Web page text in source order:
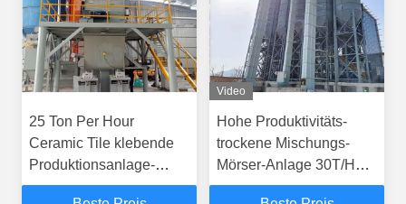
25 Ton Per Hour
Ceramic Tile klebende
Produktionsanlage-
trockene Mischungs-
Video
Hohe Produktivitäts-
trockene Mischungs-
Mörser-Anlage 30T/H
decken klebende